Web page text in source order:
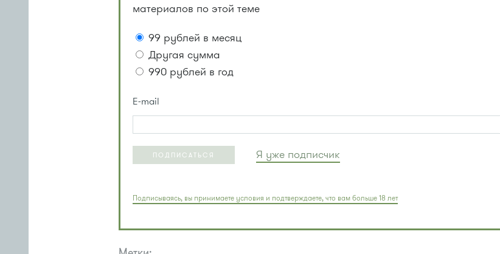
материалов по этой теме
99 рублей в месяц
Другая сумма
990 рублей в год
E-mail
ПОДПИСАТЬСЯ Я уже подписчик
Подписываясь, вы принимаете условия и подтверждаете, что вам больше 18 лет